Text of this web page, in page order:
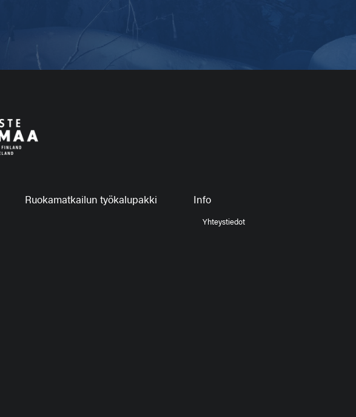
Ruokamatkailun työkalupakki Info
Yhteystiedot